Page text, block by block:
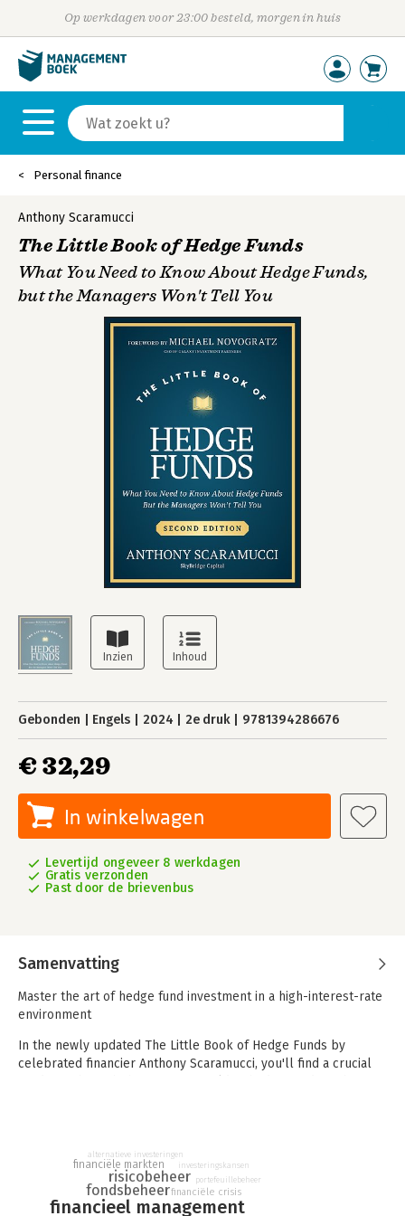
Op werkdagen voor 23:00 besteld, morgen in huis
Personal finance
Anthony Scaramucci
The Little Book of Hedge Funds
What You Need to Know About Hedge Funds,
but the Managers Won't Tell You
Gebonden Engels 2024 2e druk 9781394286676
€ 32,29
In winkelwagen
Levertijd ongeveer 8 werkdagen
Gratis verzonden
Past door de brievenbus
Samenvatting
Master the art of hedge fund investment in a high-interest-rate
environment
In the newly updated The Little Book of Hedge Funds by
celebrated financier Anthony Scaramucci, you'll find a crucial
and post-Covid economics. This edition is tailored for anyone
aiming to grasp the pivotal changes and seize investment
opportunities in the evolving landscape of hedge funds.
financieel management
fondsbeheer
risicobeheer
financiële markten
financiële crisis
alternatieve investeringen
investeringskansen
portefeuillebeheer